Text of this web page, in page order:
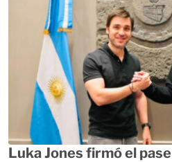
Luka Jones firmó el pase